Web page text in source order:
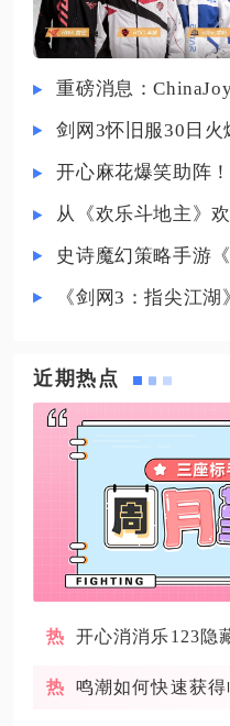
双
巨
排
近
近期热点
开心消消乐123隐
鸣潮如何快速获